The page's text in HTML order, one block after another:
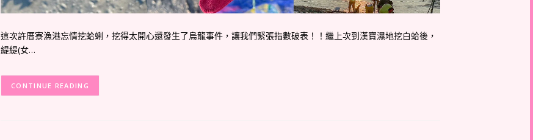
這次許厝寮漁港忘情挖蛤蜊，挖得太開心還發生了烏龍事件，讓我們緊張指數破表！！繼上次到漢寶濕地挖白蛤後，
緹緹(女…
CONTINUE READING